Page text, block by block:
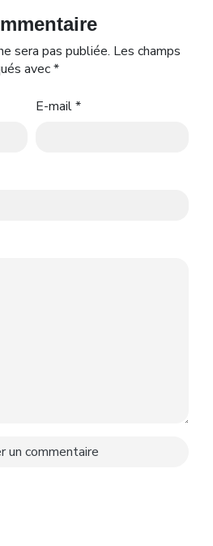
sera pas publiée. Les champs
avec*
E-mail*